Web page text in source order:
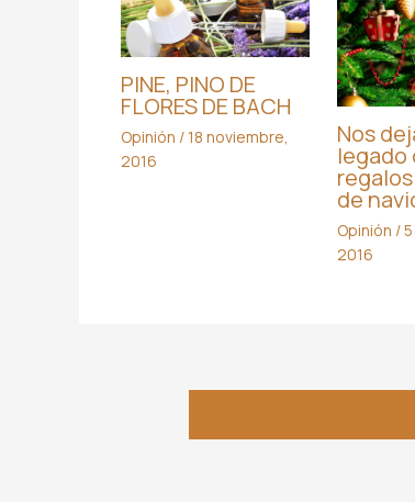
PINE, PINO DE
FLORES DE BACH
Opinión /18 noviembre,
2016
Nos
legado
de
Opinión /
2016